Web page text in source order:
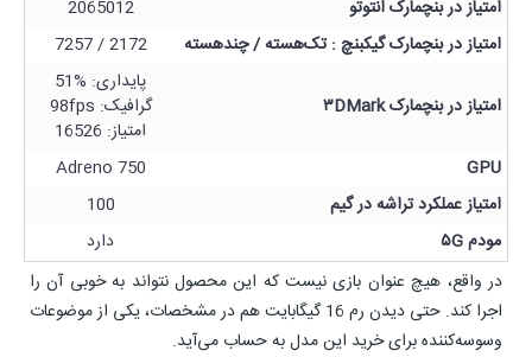
امتیاز در بنچمارک انتوتو
2065012
امتیاز در بنچمارک گیکبنچ : تک‌هسته / چندهسته
2172 / 7257
امتیاز در بنچمارک ۳DMark
پایداری: %51
گرافیک: 98fps
امتیاز: 16526
GPU
Adreno 750
امتیاز عملکرد تراشه در گیم
100
مودم ۵G
دارد
در واقع، هیچ عنوان بازی نیست که این محصول نتواند به خوبی آن را
اجرا کند. حتی دیدن رم 16 گیگابایت هم در مشخصات، یکی از موضوعات
وسوسه‌کننده برای خرید این مدل به حساب می‌آید.